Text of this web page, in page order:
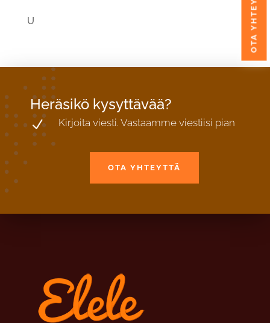
U
Heräsikö kysyttävää?
N Kirjoita viesti. Vastaamme viestiisi pian
OTA YHTEYTTÄ
OTA YHTEYTTÄ